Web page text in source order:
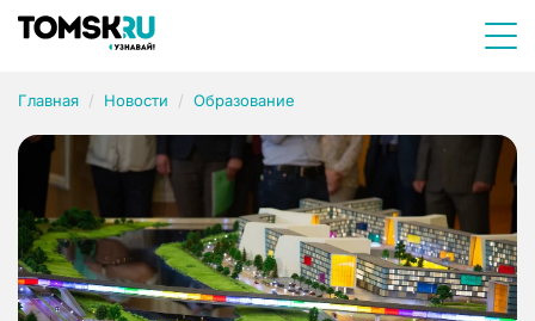
Главная Новости Образование